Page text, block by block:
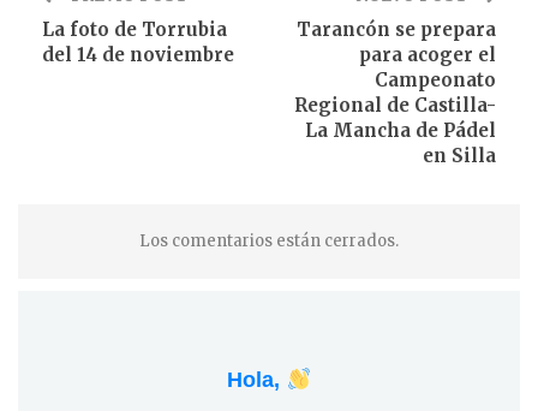
La foto de Torrubia
del 14 de noviembre
Tarancón se prepara
para acoger el
Campeonato
Regional de Castilla-
La Mancha de Pádel
en Silla
Los comentarios están cerrados.
Hola,